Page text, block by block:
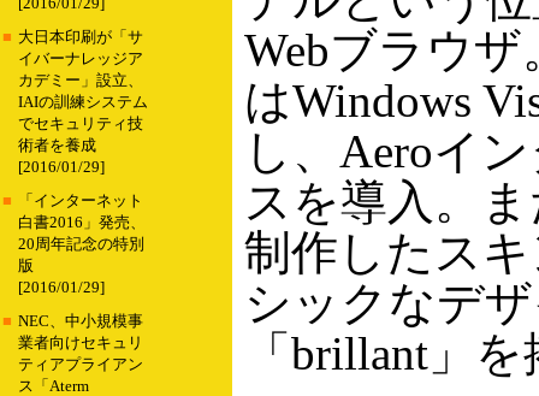
[2016/01/29]
■ 大日本印刷が「サ
イバーナレッジア
カデミー」設立、
IAIの訓練システム
でセキュリティ技
術者を養成
[2016/01/29]
■
「インターネット
白書2016」発売、
20周年記念の特別
版
[2016/01/29]
■ NEC、中小規模事
業者向けセキュリ
ティアプライアン
ス「Aterm
Webブラウザ
はWindows
し、Aeroイ
スを導入。
制作したス
シックなデ
「brillant」